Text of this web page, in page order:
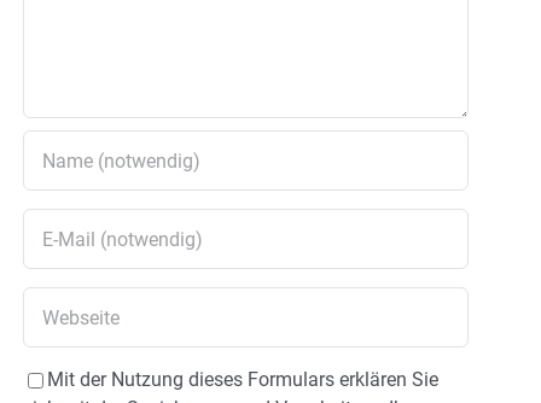
Mit der Nutzung dieses Formulars erklären Sie